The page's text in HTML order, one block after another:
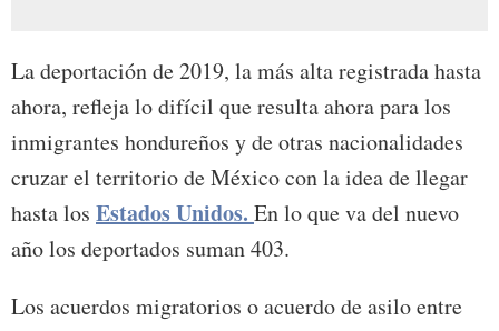
La deportación de 2019, la más alta registrada hasta
ahora, refleja lo difícil que resulta ahora para los
inmigrantes hondureños y de otras nacionalidades
cruzar el territorio de México con la idea de llegar
hasta los Estados Unidos. En lo que va del nuevo
año los deportados suman 403.
Los acuerdos migratorios o acuerdo de asilo entre